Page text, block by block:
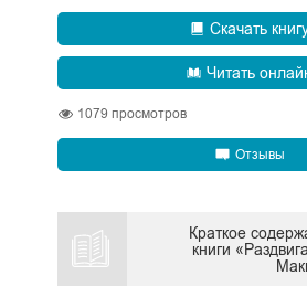
Скачать
Читать
1079 просмотров
Отзывы
Краткое
книги